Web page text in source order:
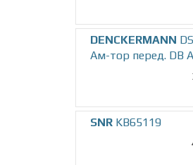
DENCKERMANN
Ам-тор перед. DB
SNR KB65119